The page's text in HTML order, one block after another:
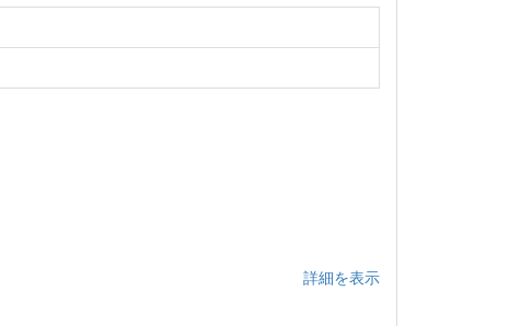
詳細を表示